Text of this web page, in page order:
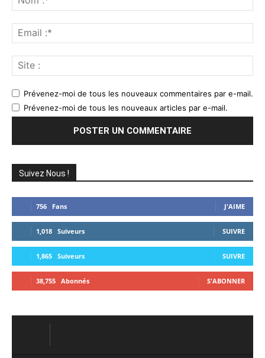
:*
:*
:
Prévenez-moi de tous les nouveaux commentaires par e-mail.
Prévenez-moi de tous les nouveaux articles par e-mail.
Suivez Nous !
756 Fans J'AIME
1,018 Suiveurs SUIVRE
1,865 Suiveurs SUIVRE
38,755 Abonnés S'ABONNER